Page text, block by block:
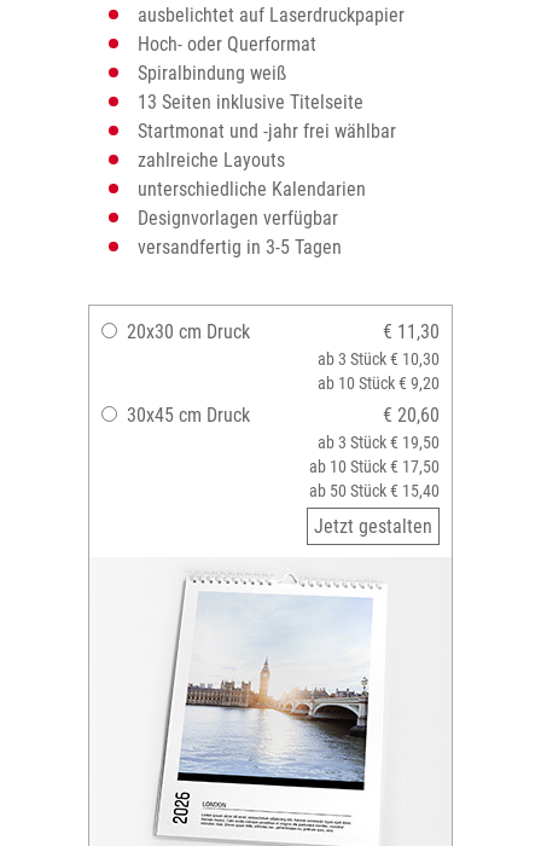
ausbelichtet auf Laserdruckpapier
Hoch- oder Querformat
Spiralbindung weiß
13 Seiten inklusive Titelseite
Startmonat und -jahr frei wählbar
zahlreiche Layouts
unterschiedliche Kalendarien
Designvorlagen verfügbar
versandfertig in 3-5 Tagen
20x30 cm Druck € 11,30
ab 3 Stück € 10,30
ab 10 Stück € 9,20
30x45 cm Druck € 20,60
ab 3 Stück € 19,50
ab 10 Stück € 17,50
ab 50 Stück € 15,40
Jetzt gestalten